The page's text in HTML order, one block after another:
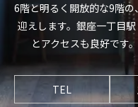
6階と明るく開放的な9階
迎えします。銀座一丁目
とアクセスも良好です
TEL